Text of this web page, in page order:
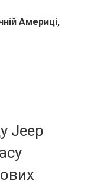
Америці,
Jeep